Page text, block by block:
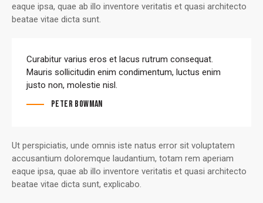
eaque ipsa, quae ab illo inventore veritatis et quasi architecto
beatae vitae dicta sunt.
Curabitur varius eros et lacus rutrum consequat.
Mauris sollicitudin enim condimentum, luctus enim
justo non, molestie nisl.
Peter Bowman
Ut perspiciatis, unde omnis iste natus error sit voluptatem
accusantium doloremque laudantium, totam rem aperiam
eaque ipsa, quae ab illo inventore veritatis et quasi architecto
beatae vitae dicta sunt, explicabo.